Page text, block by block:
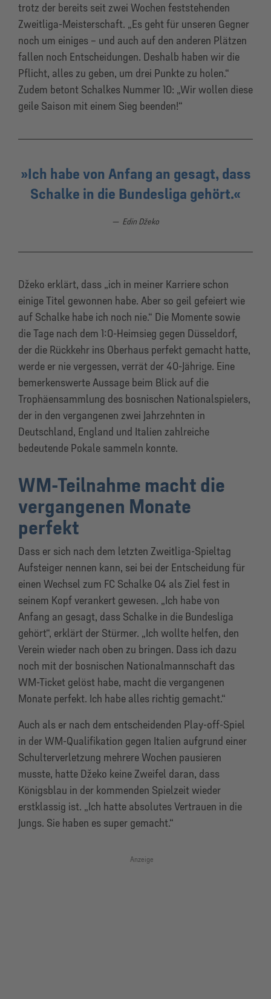
trotz der bereits seit zwei Wochen feststehenden
Zweitliga-Meisterschaft. „Es geht für unseren Gegner
noch um einiges – und auch auf den anderen Plätzen
fallen noch Entscheidungen. Deshalb haben wir die
Pflicht, alles zu geben, um drei Punkte zu holen.“
Zudem betont Schalkes Nummer 10: „Wir wollen diese
geile Saison mit einem Sieg beenden!“
Ich habe von Anfang an gesagt, dass
Schalke in die Bundesliga gehört.
Edin Džeko
Džeko erklärt, dass „ich in meiner Karriere schon
einige Titel gewonnen habe. Aber so geil gefeiert wie
auf Schalke habe ich noch nie.“ Die Momente sowie
die Tage nach dem 1:0-Heimsieg gegen Düsseldorf,
der die Rückkehr ins Oberhaus perfekt gemacht hatte,
werde er nie vergessen, verrät der 40-Jährige. Eine
bemerkenswerte Aussage beim Blick auf die
Trophäensammlung des bosnischen Nationalspielers,
der in den vergangenen zwei Jahrzehnten in
Deutschland, England und Italien zahlreiche
bedeutende Pokale sammeln konnte.
WM-Teilnahme macht die
vergangenen Monate
perfekt
Dass er sich nach dem letzten Zweitliga-Spieltag
Aufsteiger nennen kann, sei bei der Entscheidung für
einen Wechsel zum FC Schalke 04 als Ziel fest in
seinem Kopf verankert gewesen. „Ich habe von
Anfang an gesagt, dass Schalke in die Bundesliga
gehört“, erklärt der Stürmer. „Ich wollte helfen, den
Verein wieder nach oben zu bringen. Dass ich dazu
noch mit der bosnischen Nationalmannschaft das
WM-Ticket gelöst habe, macht die vergangenen
Monate perfekt. Ich habe alles richtig gemacht.“
Auch als er nach dem entscheidenden Play-off-Spiel
in der WM-Qualifikation gegen Italien aufgrund einer
Schulterverletzung mehrere Wochen pausieren
musste, hatte Džeko keine Zweifel daran, dass
Königsblau in der kommenden Spielzeit wieder
erstklassig ist. „Ich hatte absolutes Vertrauen in die
Jungs. Sie haben es super gemacht.“
Anzeige